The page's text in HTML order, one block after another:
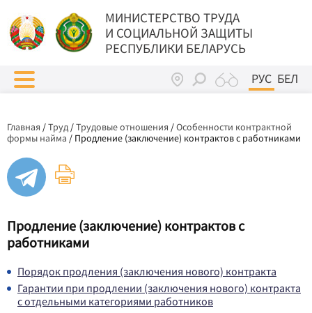
МИНИСТЕРСТВО ТРУДА
И СОЦИАЛЬНОЙ ЗАЩИТЫ
РЕСПУБЛИКИ БЕЛАРУСЬ
РУС БЕЛ
Главная /Труд/Трудовые отношения /Особенности контрактной
формы найма / Продление (заключение) контрактов с работниками
Продление (заключение) контрактов с
работниками
Порядок продления (заключения нового) контракта
Гарантии при продлении (заключения нового) контракта
с отдельными категориями работников